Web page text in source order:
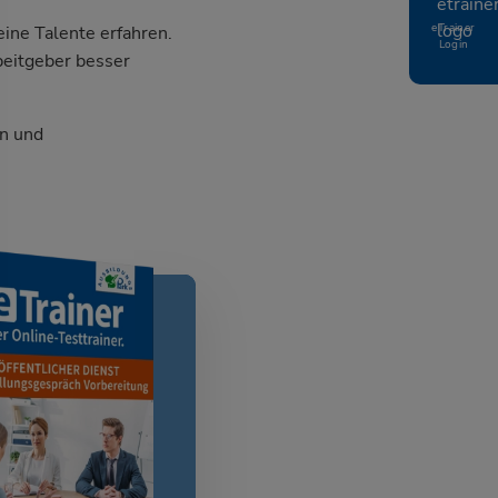
eTrainer
Login
Talente erfahren.
besser
und